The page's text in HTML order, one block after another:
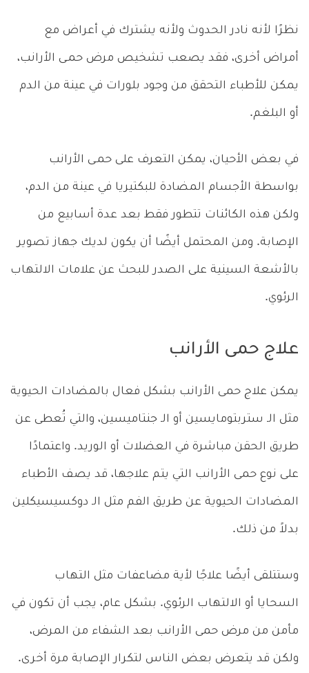
نظرًا لأنه نادر الحدوث ولأنه يشترك في أعراض مع
أمراض أخرى، فقد يصعب تشخيص مرض حمـى الأرانب،
يمكن للأطباء التحقق من وجود بلورات في عينة من الدم
أو البلغم.
في بعض الأحيان، يمكن التعرف على حمـى الأرانب
بواسطة الأجسام المضادة للبكتيريا في عينة من الدم،
ولكن هذه الكائنات تتطور فقط بعد عدة أسابيع من
الإصابة. ومن المحتمل أيضًا أن يكون لديك جهاز تصوير
بالأشعة السينية على الصدر للبحث عن علامات الالتهاب
الرئوي.
علاج حمى الأرانب
يمكن علاج حمى الأرانب بشكل فعال بالمضادات الحيوية
مثل الـ ستربتومايسين أو الـ جنتاميسين، والتي تُعطى عن
طريق الحقن مباشرة في العضلات أو الوريد. واعتمادًا
على نوع حمى الأرانب التي يتم علاجها، قد يصف الأطباء
المضادات الحيوية عن طريق الفم مثل الـ دوكسيسيكلين
بدلاً من ذلك.
وستتلقى أيضًا علاجًا لأية مضاعفات مثل التهاب
السحايا أو الالتهاب الرئوي. بشكل عام، يجب أن تكون في
مأمن من مرض حمى الأرانب بعد الشفاء من المرض،
ولكن قد يتعرض بعض الناس لتكرار الإصابة مرة أخرى.